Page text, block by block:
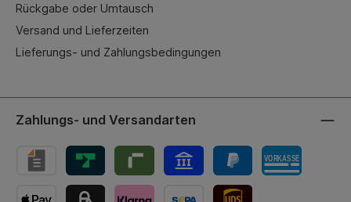
Rückgabe oder Umtausch
Versand und Lieferzeiten
Lieferungs- und Zahlungsbedingungen
Zahlungs- und Versandarten